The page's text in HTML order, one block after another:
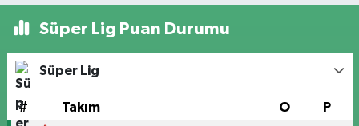
Süper Lig Puan Durumu
Süper Lig
# Takım O P